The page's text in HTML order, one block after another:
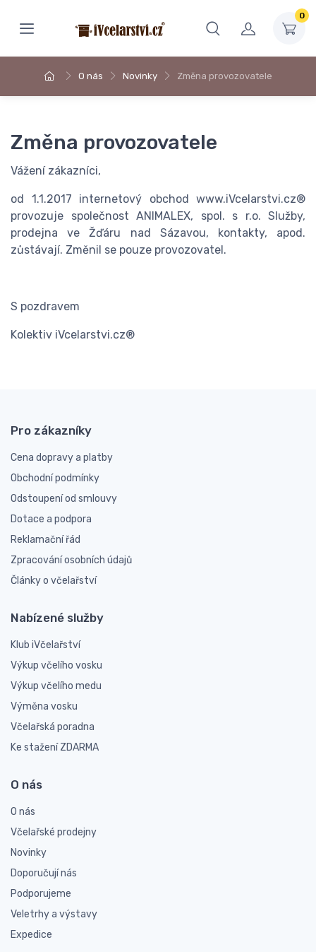
0
O nás Novinky Změna provozovatele
Změna provozovatele
Vážení zákazníci,
od 1.1.2017 internetový obchod www.iVcelarstvi.cz®
provozuje společnost ANIMALEX, spol. s r.o. Služby,
prodejna ve Žďáru nad Sázavou, kontakty, apod.
zůstávají. Změnil se pouze provozovatel.
S pozdravem
Kolektiv iVcelarstvi.cz®
Pro zákazníky
Cena dopravy a platby
Obchodní podmínky
Odstoupení od smlouvy
Dotace a podpora
Reklamační řád
Zpracování osobních údajů
Články o včelařství
Nabízené služby
Klub iVčelařství
Výkup včelího vosku
Výkup včelího medu
Výměna vosku
Včelařská poradna
Ke stažení ZDARMA
O nás
O nás
Včelařské prodejny
Novinky
Doporučují nás
Podporujeme
Veletrhy a výstavy
Expedice